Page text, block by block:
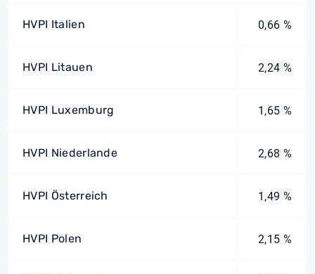
HVPI Italien 0,66 %
HVPI Litauen 2,24 %
HVPI Luxemburg 1,65 %
HVPI Niederlande 2,68 %
HVPI Österreich 1,49 %
HVPI Polen 2,15 %